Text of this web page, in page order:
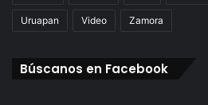
Uruapan Video Zamora
Búscanos en Facebook